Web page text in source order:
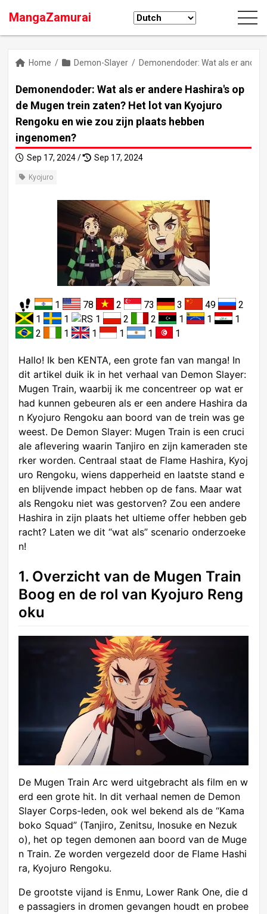
MangaZamurai
Home / Demon-Slayer / Demonendoder: Wat als er
Demonendoder: Wat als er andere Hashira's op
de Mugen trein zaten? Het lot van Kyojuro
Rengoku en wie zou zijn plaats hebben
ingenomen?
Sep 17, 2024 / Sep 17, 2024
Kyojuro
1 78 2 73 3 49
2
1
1 1 2 2 1 1
1
2
1 1 1 1 1
Hallo! Ik ben KENTA, een grote fan van manga! In
dit artikel duik ik in het verhaal van Demon Slayer:
Mugen Train, waarbij ik me concentreer op wat er
had kunnen gebeuren als er een andere Hashira da
n Kyojuro Rengoku aan boord van de trein was ge
weest. De Demon Slayer: Mugen Train is een cruci
ale aflevering waarin Tanjiro en zijn kameraden ste
rker worden. Centraal staat de Flame Hashira, Kyoj
uro Rengoku, wiens dapperheid en laatste stand e
en blijvende impact hebben op de fans. Maar wat
als Rengoku niet was gestorven? Zou een andere
Hashira in zijn plaats het ultieme offer hebben geb
racht? Laten we dit “wat als” scenario onderzoeke
n!
1. Overzicht van de Mugen Train
Boog en de rol van Kyojuro Reng
oku
De Mugen Train Arc werd uitgebracht als film en w
erd een grote hit. In dit verhaal nemen de Demon
Slayer Corps-leden, ook wel bekend als de “Kama
boko Squad” (Tanjiro, Zenitsu, Inosuke en Nezuk
o), het op tegen demonen aan boord van de Muge
n Train. Ze worden vergezeld door de Flame Hashi
ra, Kyojuro Rengoku.
De grootste vijand is Enmu, Lower Rank One, die d
e passagiers in dromen gevangen houdt en probee